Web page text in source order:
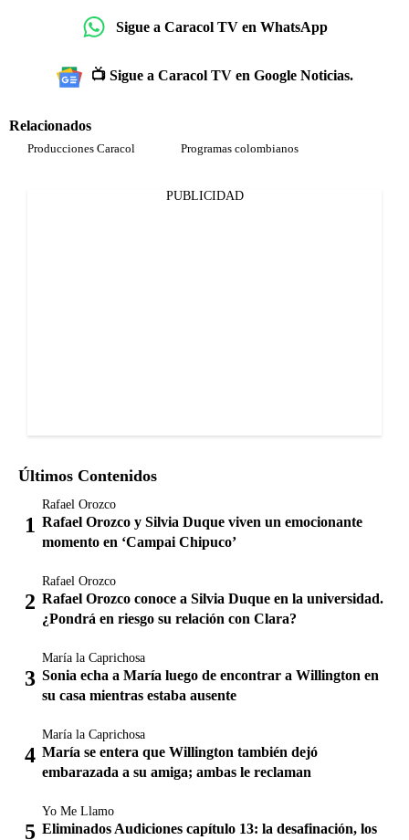
Sigue a Caracol TV en WhatsApp
📺 Sigue a Caracol TV en Google Noticias.
Relacionados
Producciones Caracol Programas colombianos
PUBLICIDAD
Últimos Contenidos
Rafael Orozco
Rafael Orozco y Silvia Duque viven un emocionante
momento en ‘Campai Chipuco’
Rafael Orozco
Rafael Orozco conoce a Silvia Duque en la universidad.
¿Pondrá en riesgo su relación con Clara?
María la Caprichosa
Sonia echa a María luego de encontrar a Willington en
su casa mientras estaba ausente
María la Caprichosa
María se entera que Willington también dejó
embarazada a su amiga; ambas le reclaman
Yo Me Llamo
Eliminados Audiciones capítulo 13: la desafinación, los